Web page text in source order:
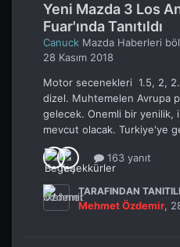
Yeni Mazda 3 Los
Fuar'ında Tanıtıldı
Canuck Mazda Haberleri
28 Kasım 2018
Motor secenekleri 1.5, 2,
dizel. Muhtemelen Avrupa
gelecek. Onemli bir yenilik,
mevcut olacak. Turkiye'ye
163 yanıt
TARAFINDAN
Mehmet Özdemir,